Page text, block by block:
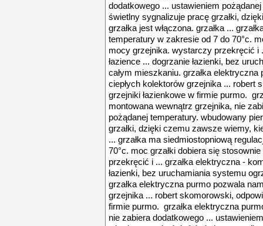
dodatkowego ... ustawieniem
świetlny sygnalizuje pracę grzałki,
grzałka jest włączona. grzałka ...
temperatury w zakresie od 7 do 70°c.
mocy grzejnika. wystarczy przekręcić i
łazience ... dogrzanie łazienki, bez
całym mieszkaniu. grzałka
ciepłych kolektorów grzejnika ... robert
grzejniki łazienkowe w firmie purmo.
montowana wewnątrz grzejnika, nie
pożądanej temperatury. wbudowany
grzałki, dzięki czemu zawsze wiemy,
... grzałka ma siedmiostopniową
70°c. moc grzałki dobiera się
przekręcić i ... grzałka elektryczna -
łazienki, bez uruchamiania systemu
grzałka elektryczna purmo pozwala
grzejnika ... robert skomorowski,
firmie purmo. grzałka elektryczna
nie zabiera dodatkowego ...